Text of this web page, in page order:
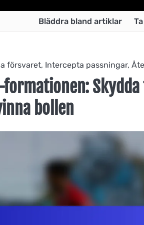
Bläddra bland artiklar
Intercepta passningar,
bollen